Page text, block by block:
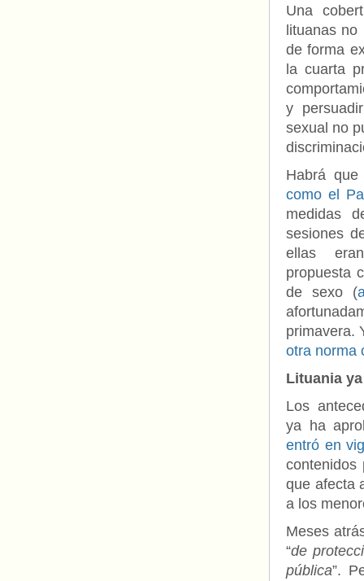
Una
lituanas
de forma
la cuarta
y
sexual no
Habrá
como el
medidas
sesiones
ellas
propuesta
de sexo (
primavera.
otra norma
Lituania
Los
ya ha
entró en
que afecta
a los
Meses
“de
pública”.